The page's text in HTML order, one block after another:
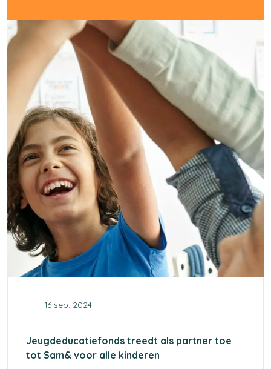
16 sep. 2024
Jeugdeducatiefonds treedt als partner toe
tot Sam& voor alle kinderen